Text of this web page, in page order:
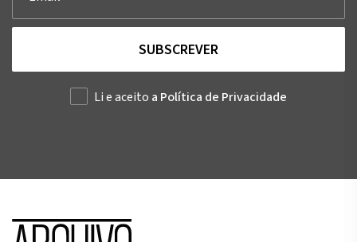
SUBSCREVER
Li e aceito a Política de Privacidade